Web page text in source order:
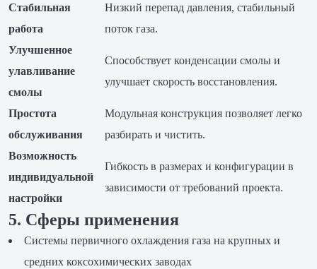
Стабильная
работа
Низкий перепад давления, стабильный
поток газа.
Улучшенное
улавливание
смолы
Способствует конденсации смолы и
улучшает скорость восстановления.
Простота
обслуживания
Модульная конструкция позволяет легко
разбирать и чистить.
Возможность
индивидуальной
настройки
Гибкость в размерах и конфигурации в
зависимости от требований проекта.
5. Сферы применения
Системы первичного охлаждения газа на крупных и
средних коксохимических заводах